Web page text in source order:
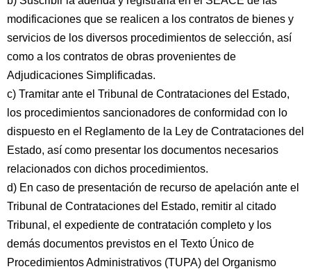
modificaciones que se realicen a los contratos de bienes y
servicios de los diversos procedimientos de selección, así
como a los contratos de obras provenientes de
Adjudicaciones Simplificadas.
c) Tramitar ante el Tribunal de Contrataciones del Estado,
los procedimientos sancionadores de conformidad con lo
dispuesto en el Reglamento de la Ley de Contrataciones del
Estado, así como presentar los documentos necesarios
relacionados con dichos procedimientos.
d) En caso de presentación de recurso de apelación ante el
Tribunal de Contrataciones del Estado, remitir al citado
Tribunal, el expediente de contratación completo y los
demás documentos previstos en el Texto Único de
Procedimientos Administrativos (TUPA) del Organismo